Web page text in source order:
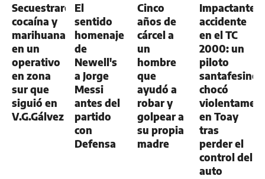
Secuestraron
cocaína y
marihuana
en un
operativo
en zona
sur que
siguió en
V.G.Gálvez
El
sentido
homenaje
de
Newell's
a Jorge
Messi
antes del
partido
con
Defensa
Cinco
años de
cárcel a
un
hombre
que
ayudó a
robar y
golpear a
su propia
madre
Impactante
accidente
en el TC
2000: un
piloto
santafesino
chocó
en Toay
tras
perder el
control del
auto